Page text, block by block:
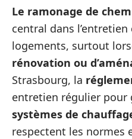
Le ramonage de
central dans
logements, surtout
rénovation ou
Strasbourg, la
entretien régulier pour
systèmes de
respectent les normes